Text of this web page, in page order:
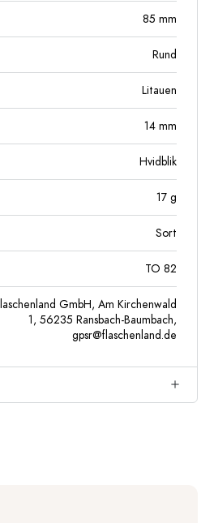
85 mm
Rund
Litauen
14 mm
Hvidblik
17 g
Sort
TO 82
GmbH, Am Kirchenwald
1, 56235 Ransbach-Baumbach,
gpsr@flaschenland.de